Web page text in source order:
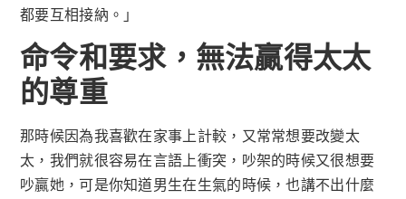
都要互相接納。」
命令和要求，無法贏得太太
的尊重
那時候因為我喜歡在家事上計較，又常常想要改變太
太，我們就很容易在言語上衝突，吵架的時候又很想要
吵贏她，可是你知道男生在生氣的時候，也講不出什麼